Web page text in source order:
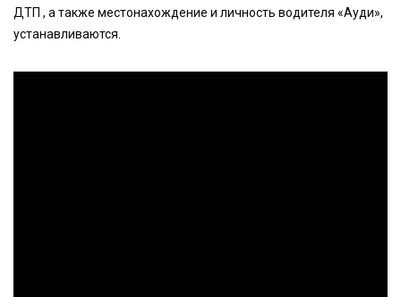
ДТП , а также местонахождение и личность водителя «Ауди»,
устанавливаются.